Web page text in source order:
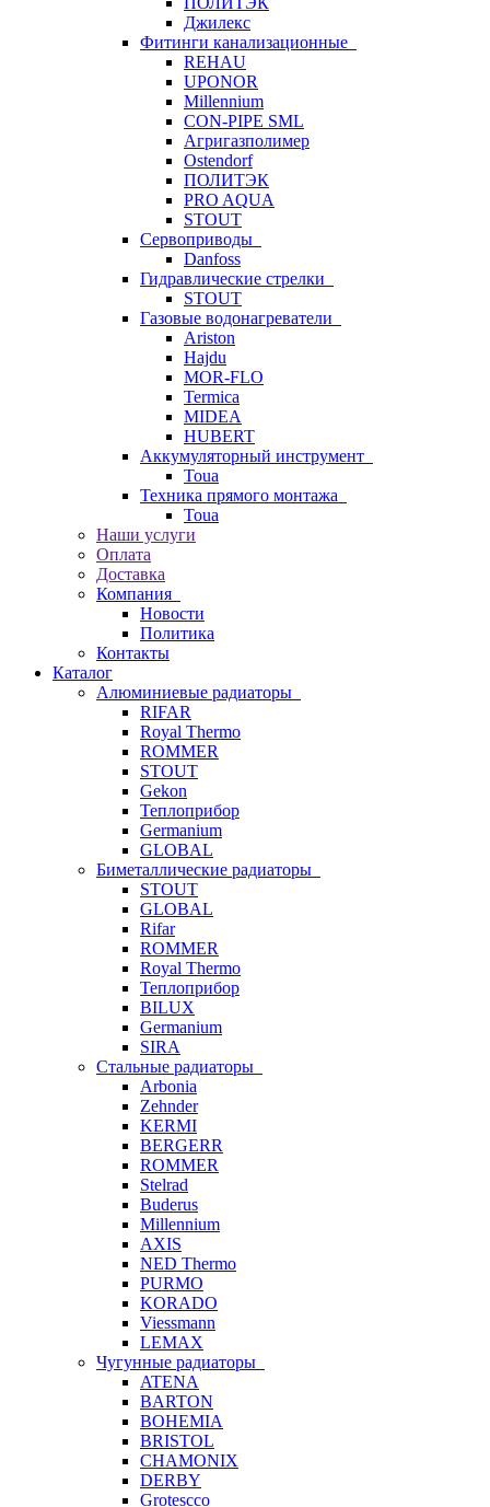
Джилекс
Фитинги канализационные
REHAU
UPONOR
Millennium
CON-PIPE SML
Агригазполимер
Ostendorf
ПОЛИТЭК
PRO AQUA
STOUT
Сервоприводы
Danfoss
Гидравлические стрелки
STOUT
Газовые водонагреватели
Ariston
Hajdu
MOR-FLO
Termica
MIDEA
HUBERT
Аккумуляторный инструмент
Toua
Техника прямого монтажа
Toua
Наши услуги
Оплата
Доставка
Компания
Новости
Политика
Контакты
Каталог
Алюминиевые радиаторы
RIFAR
Royal Thermo
ROMMER
STOUT
Gekon
Теплоприбор
Germanium
GLOBAL
Биметаллические радиаторы
STOUT
GLOBAL
Rifar
ROMMER
Royal Thermo
Теплоприбор
BILUX
Germanium
SIRA
Стальные радиаторы
Arbonia
Zehnder
KERMI
BERGERR
ROMMER
Stelrad
Buderus
Millennium
AXIS
NED Thermo
PURMO
KORADO
Viessmann
LEMAX
Чугунные радиаторы
ATENA
BARTON
BOHEMIA
BRISTOL
CHAMONIX
DERBY
Grotescco